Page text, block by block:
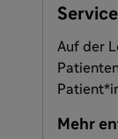
Auf der
Mehr